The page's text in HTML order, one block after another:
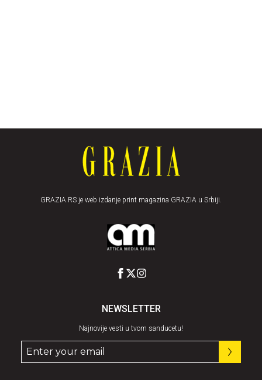
GRAZIA.RS je web izdanje print magazina GRAZIA u Srbiji.
NEWSLETTER
Najnovije vesti u tvom sanducetu!